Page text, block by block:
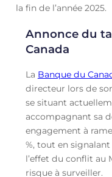
la fin de l’année 2025.
Annonce du
Canada
La Banque du
directeur lors de
se situant
accompagnant sa
engagement à
%, tout en
l’effet du conflit au
risque à surveiller.